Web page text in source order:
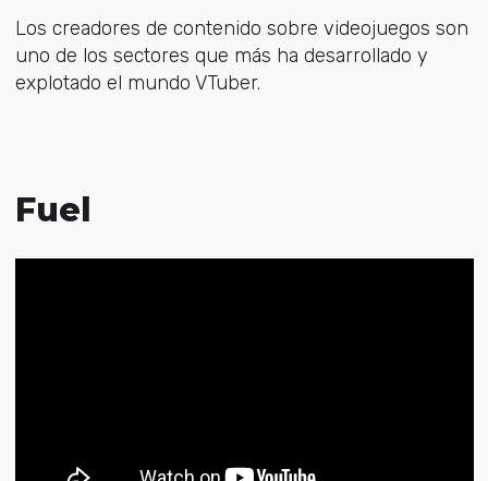
Los creadores de contenido sobre videojuegos son
uno de los sectores que más ha desarrollado y
explotado el mundo VTuber.
Fuel